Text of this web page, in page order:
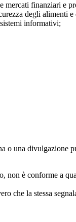
finanziari e
degli alimenti
informativi;
o una divulgazione
non è conforme a
che la stessa